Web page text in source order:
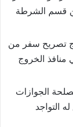
قسم الشرطة
تصريح سفر من
منافذ الخروج
الجوازات
التواجد